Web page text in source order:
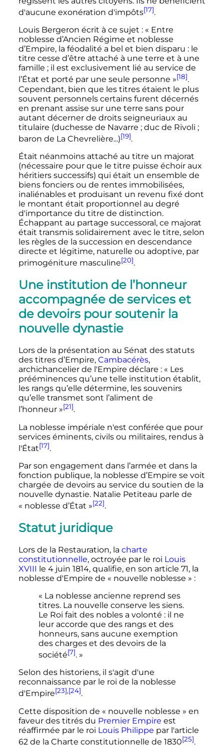
d'aucune exonération d'impôts[17].
Louis Bergeron écrit à ce sujet : « Entre
noblesse d’Ancien Régime et noblesse
d’Empire, la féodalité a bel et bien disparu : le
titre cesse d’être attaché à une terre et à une
famille ; il est exclusivement lié au service de
l’État et porté par une seule personne »[18].
Cependant, bien que les titres étaient le plus
souvent personnels certains furent décernés
en prenant assise sur une terre sans pour
autant décerner de droits seigneuriaux au
titulaire (duchesse de Navarre ; duc de Rivoli ;
baron de La Chevrelière...)[19].
Était néanmoins attaché au titre un majorat
(nécessaire pour que le titre puisse échoir aux
héritiers successifs) qui était un ensemble de
biens fonciers ou de rentes immobilisées,
inaliénables et produisant un revenu fixé dont
le montant était proportionnel au degré
d'importance du titre de distinction.
Échappant au partage successoral, ce majorat
était transmis solidairement avec le titre, selon
les règles de la succession en descendance
directe et légitime, naturelle ou adoptive, par
primogéniture masculine[20].
Une institution de l’honneur
accompagnée de services et
de devoirs pour soutenir la
nouvelle dynastie
Lors de la présentation au Sénat des statuts
des titres d’Empire, Cambacérès,
archichancelier de l'Empire déclare : « Les
prééminences qu’une telle institution établit,
les rangs qu’elle détermine, les souvenirs
qu’elle transmet sont l’aliment de
l’honneur »[21].
La noblesse impériale n'est conférée que pour
services éminents, civils ou militaires, rendus à
l'État[17].
Par son engagement dans l’armée et dans la
fonction publique, la noblesse d’Empire se voit
chargée de devoirs au service du soutien de la
nouvelle dynastie. Natalie Petiteau parle de
« noblesse d’État »[22].
Statut juridique
Lors de la Restauration, la charte
constitutionnelle, octroyée par le roi Louis
XVIII le 4 juin 1814, qualifie, en son article 71, la
noblesse d'Empire de « nouvelle noblesse » :
« La noblesse ancienne reprend ses
titres. La nouvelle conserve les siens.
Le Roi fait des nobles a volonté : il ne
leur accorde que des rangs et des
honneurs, sans aucune exemption
des charges et des devoirs de la
société[7]. »
Selon des historiens, il s'agit d'une
reconnaissance par le roi de la noblesse
d'Empire[23],[24].
Cette disposition de « nouvelle noblesse » en
faveur des titrés du Premier Empire est
réaffirmée par le roi Louis Philippe par l'article
62 de la Charte constitutionnelle de 1830[25].